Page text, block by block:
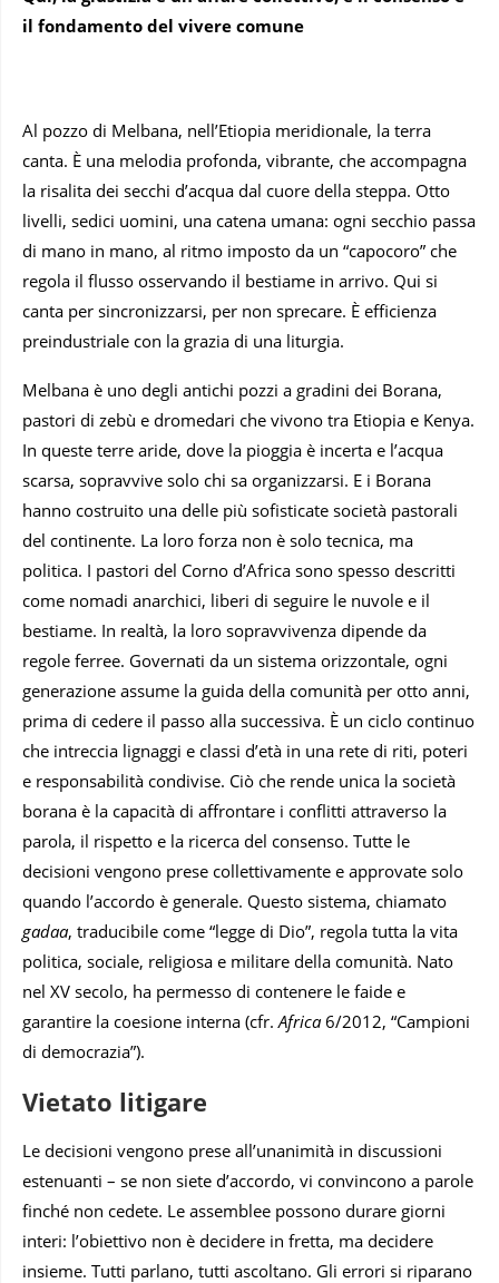
il fondamento del vivere comune
Al pozzo di Melbana, nell’Etiopia meridionale, la terra
canta. È una melodia profonda, vibrante, che accompagna
la risalita dei secchi d’acqua dal cuore della steppa. Otto
livelli, sedici uomini, una catena umana: ogni secchio passa
di mano in mano, al ritmo imposto da un “capocoro” che
regola il flusso osservando il bestiame in arrivo. Qui si
canta per sincronizzarsi, per non sprecare. È efficienza
preindustriale con la grazia di una liturgia.
Melbana è uno degli antichi pozzi a gradini dei Borana,
pastori di zebù e dromedari che vivono tra Etiopia e Kenya.
In queste terre aride, dove la pioggia è incerta e l’acqua
scarsa, sopravvive solo chi sa organizzarsi. E i Borana
hanno costruito una delle più sofisticate società pastorali
del continente. La loro forza non è solo tecnica, ma
politica. I pastori del Corno d’Africa sono spesso descritti
come nomadi anarchici, liberi di seguire le nuvole e il
bestiame. In realtà, la loro sopravvivenza dipende da
regole ferree. Governati da un sistema orizzontale, ogni
generazione assume la guida della comunità per otto anni,
prima di cedere il passo alla successiva. È un ciclo continuo
che intreccia lignaggi e classi d’età in una rete di riti, poteri
e responsabilità condivise. Ciò che rende unica la società
borana è la capacità di affrontare i conflitti attraverso la
parola, il rispetto e la ricerca del consenso. Tutte le
decisioni vengono prese collettivamente e approvate solo
quando l’accordo è generale. Questo sistema, chiamato
gadaa, traducibile come “legge di Dio”, regola tutta la vita
politica, sociale, religiosa e militare della comunità. Nato
nel XV secolo, ha permesso di contenere le faide e
garantire la coesione interna (cfr.Africa6/2012, “Campioni
di democrazia”).
Vietato litigare
Le decisioni vengono prese all’unanimità in discussioni
estenuanti – se non siete d’accordo, vi convincono a parole
finché non cedete. Le assemblee possono durare giorni
interi: l’obiettivo non è decidere in fretta, ma decidere
insieme. Tutti parlano, tutti ascoltano. Gli errori si riparano